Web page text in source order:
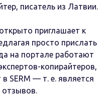
писатель из Латвии.
приглашает к
просто прислать
на портале работают
копирайтеров,
SERM — т. е. является
отзывов.